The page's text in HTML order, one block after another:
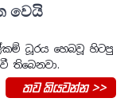
වෙයි
ධූරය හෙබවූ හිටපු
තිබෙනවා.
තව කියවන්න >>